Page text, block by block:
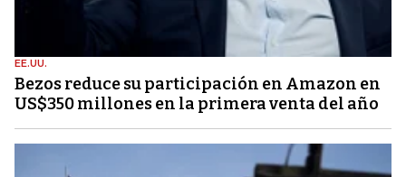
EE.UU.
Bezos reduce su participación en Amazon en
US$350 millones en la primera venta del año